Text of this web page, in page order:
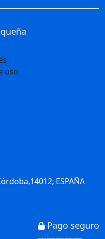
uso
ESPAÑA
Pago seguro